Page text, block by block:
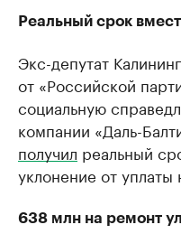
Реальный срок
Экс-депутат
от «Российской
социальную
компании «Даль-
получил реальный
уклонение от уплаты
638 млн на ремонт